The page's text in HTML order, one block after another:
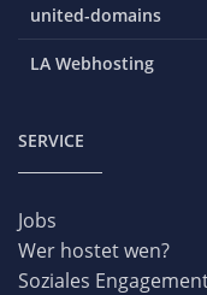
united-domains
LA Webhosting
SERVICE
Jobs
Wer hostet wen?
Soziales